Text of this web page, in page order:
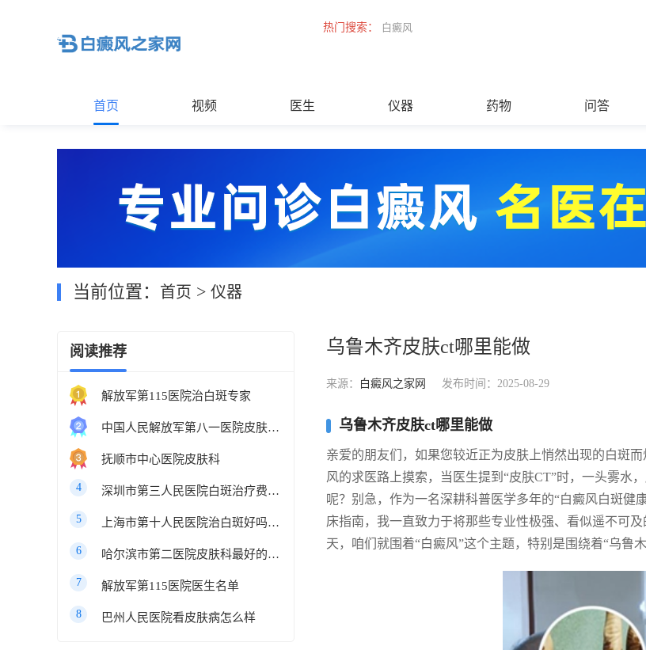
热门搜索： 白癜风
首页 视频 医生 仪器 药物 问答
当前位置： 首页 > 仪器
阅读推荐
解放军第115医院治白斑专家
中国人民解放军第八一医院皮肤科最好的医生
抚顺市中心医院皮肤科
4 深圳市第三人民医院白斑治疗费用多少
5 上海市第十人民医院治白斑好吗知乎
6 哈尔滨市第二医院皮肤科最好的医生
7 解放军第115医院医生名单
8 巴州人民医院看皮肤病怎么样
乌鲁木齐皮肤ct哪里能做
来源： 白癜风之家网 发布时间：2025-08-29
乌鲁木齐皮肤ct哪里能做
亲爱的朋友们，如果您较近正为皮肤上悄然出现的白斑
风的求医路上摸索，当医生提到“皮肤CT”时，一头雾水
呢？别急，作为一名深耕科普医学多年的“白癜风白斑
床指南，我一直致力于将那些专业性极强、看似遥不可
天，咱们就围着“白癜风”这个主题，特别是围绕着“乌鲁